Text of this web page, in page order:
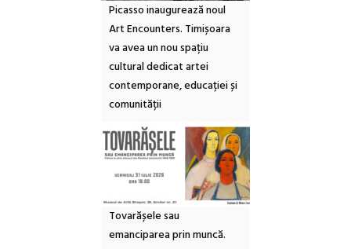
Picasso inaugurează noul
Art Encounters. Timișoara
va avea un nou spațiu
cultural dedicat artei
contemporane, educației și
comunității
Tovarășele sau
emanciparea prin muncă.